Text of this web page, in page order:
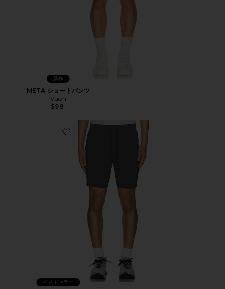
新作
META ショートパンツ
Vuori
$98
Favorite ショートパンツ
ベストセラー